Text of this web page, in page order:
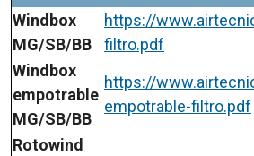
Windbox
MG/SB/BB
https://
filtro.pdf
Windbox
empotrable
MG/SB/BB
https://
empotrable-filtro.pdf
Rotowind